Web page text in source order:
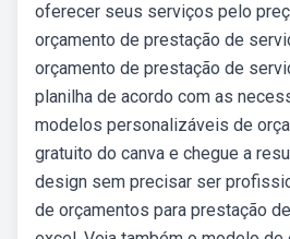
oferecer seus serviços pelo
orçamento de prestação de
orçamento de prestação de
planilha de acordo com as
modelos personalizáveis de
gratuito do canva e chegue a
design sem precisar ser
de orçamentos para prestação